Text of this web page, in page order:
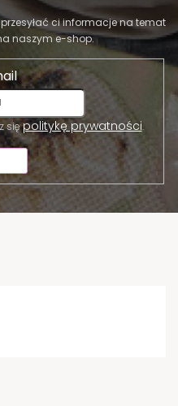
ci informacje na temat
naszym e-shop.
siępolitykę prywatności.